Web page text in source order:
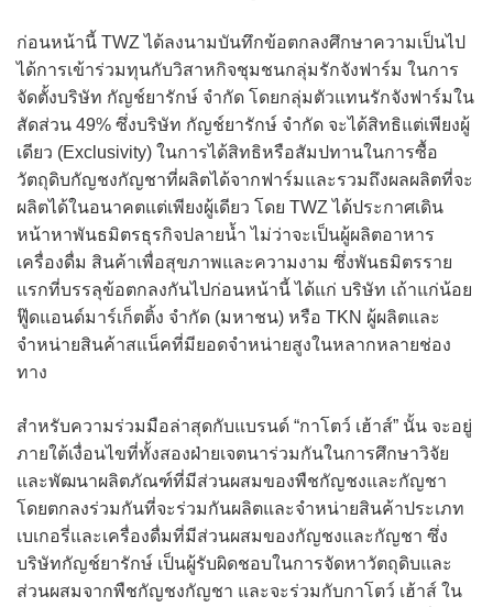
ก่อนหน้านี้ TWZ ได้ลงนามบันทึกข้อตกลงศึกษาความเป็นไป
ได้การเข้าร่วมทุนกับวิสาหกิจชุมชนกลุ่มรักจังฟาร์ม ในการ
จัดตั้งบริษัท กัญช์ยารักษ์ จำกัด โดยกลุ่มตัวแทนรักจังฟาร์มใน
สัดส่วน 49% ซึ่งบริษัท กัญช์ยารักษ์ จำกัด จะได้สิทธิแต่เพียงผู้
เดียว (Exclusivity) ในการได้สิทธิหรือสัมปทานในการซื้อ
วัตถุดิบกัญชงกัญชาที่ผลิตได้จากฟาร์มและรวมถึงผลผลิตที่จะ
ผลิตได้ในอนาคตแต่เพียงผู้เดียว โดย TWZ ได้ประกาศเดิน
หน้าหาพันธมิตรธุรกิจปลายน้ำ ไม่ว่าจะเป็นผู้ผลิตอาหาร
เครื่องดื่ม สินค้าเพื่อสุขภาพและความงาม ซึ่งพันธมิตรราย
แรกที่บรรลุข้อตกลงกันไปก่อนหน้านี้ ได้แก่ บริษัท เถ้าแก่น้อย
ฟู๊ดแอนด์มาร์เก็ตติ้ง จำกัด (มหาชน) หรือ TKN ผู้ผลิตและ
จำหน่ายสินค้าสแน็คที่มียอดจำหน่ายสูงในหลากหลายช่อง
ทาง
สำหรับความร่วมมือล่าสุดกับแบรนด์ “กาโตว์ เฮ้าส์” นั้น จะอยู่
ภายใต้เงื่อนไขที่ทั้งสองฝ่ายเจตนาร่วมกันในการศึกษาวิจัย
และพัฒนาผลิตภัณฑ์ที่มีส่วนผสมของพืชกัญชงและกัญชา
โดยตกลงร่วมกันที่จะร่วมกันผลิตและจำหน่ายสินค้าประเภท
เบเกอรี่และเครื่องดื่มที่มีส่วนผสมของกัญชงและกัญชา ซึ่ง
บริษัทกัญช์ยารักษ์ เป็นผู้รับผิดชอบในการจัดหาวัตถุดิบและ
ส่วนผสมจากพืชกัญชงกัญชา และจะร่วมกับกาโตว์ เฮ้าส์ ใน